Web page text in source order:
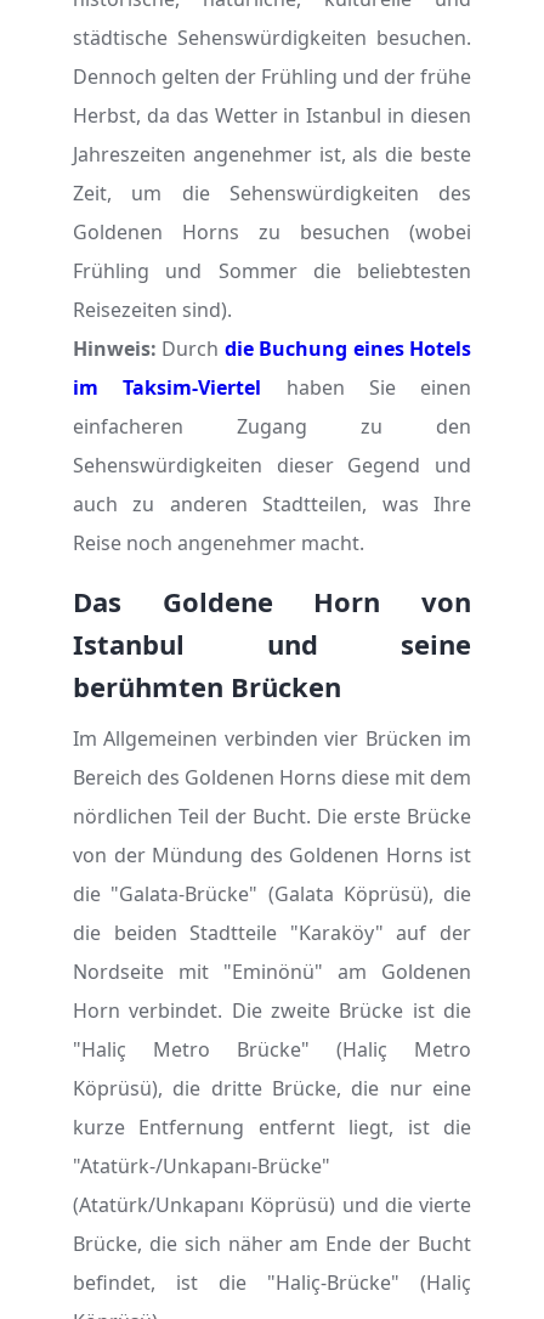
städtische Sehenswürdigkeiten besuchen.
Dennoch gelten der Frühling und der frühe
Herbst, da das Wetter in Istanbul in diesen
Jahreszeiten angenehmer ist, als die beste
Zeit, um die Sehenswürdigkeiten des
Goldenen Horns zu besuchen (wobei
Frühling und Sommer die beliebtesten
Reisezeiten sind).
Hinweis: Durch die Buchung eines Hotels
im Taksim-Viertel
haben Sie einen
einfacheren Zugang zu den
Sehenswürdigkeiten dieser Gegend und
auch zu anderen Stadtteilen, was Ihre
Reise noch angenehmer macht.
Das Goldene Horn von
Istanbul und seine
berühmten Brücken
Im Allgemeinen verbinden vier Brücken im
Bereich des Goldenen Horns diese mit dem
nördlichen Teil der Bucht. Die erste Brücke
von der Mündung des Goldenen Horns ist
die "Galata-Brücke" (Galata Köprüsü), die
die beiden Stadtteile "Karaköy" auf der
Nordseite mit "Eminönü" am Goldenen
Horn verbindet. Die zweite Brücke ist die
"Haliç Metro Brücke" (Haliç Metro
Köprüsü), die dritte Brücke, die nur eine
kurze Entfernung entfernt liegt, ist die
"Atatürk-/Unkapanı-Brücke"
(Atatürk/Unkapanı Köprüsü) und die vierte
Brücke, die sich näher am Ende der Bucht
befindet, ist die "Haliç-Brücke" (Haliç